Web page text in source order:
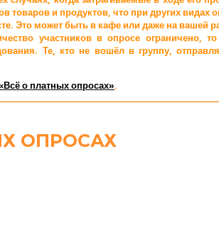
и продуктов, что при других видах
Это может быть в кафе или даже на вашей
участников в опросе ограничено,
Те, кто не вошёл в группу,
о платных опросах».
ОПРОСАХ